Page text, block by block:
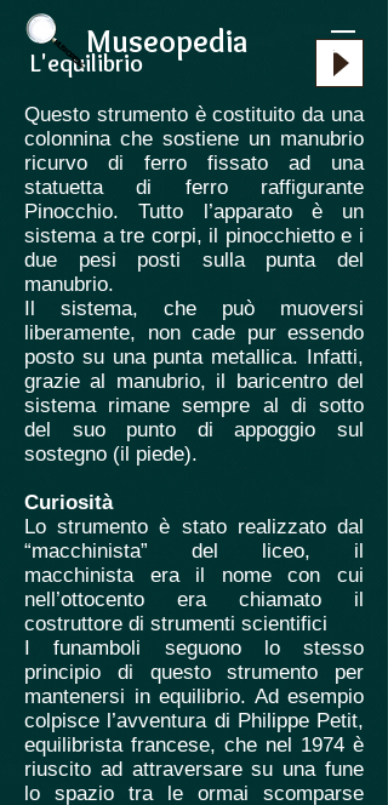
Museopedia
L'equilibrio
Questo strumento è costituito da una
colonnina che sostiene un manubrio
ricurvo di ferro fissato ad una
statuetta di ferro raffigurante
Pinocchio. Tutto l’apparato è un
sistema a tre corpi, il pinocchietto e i
due pesi posti sulla punta del
manubrio.
Il sistema, che può muoversi
liberamente, non cade pur essendo
posto su una punta metallica. Infatti,
grazie al manubrio, il baricentro del
sistema rimane sempre al di sotto
del suo punto di appoggio sul
sostegno (il piede).
Curiosità
Lo strumento è stato realizzato dal
“macchinista” del liceo, il
macchinista era il nome con cui
nell’ottocento era chiamato il
costruttore di strumenti scientifici
I funamboli seguono lo stesso
principio di questo strumento per
mantenersi in equilibrio. Ad esempio
colpisce l’avventura di Philippe Petit,
equilibrista francese, che nel 1974 è
riuscito ad attraversare su una fune
lo spazio tra le ormai scomparse